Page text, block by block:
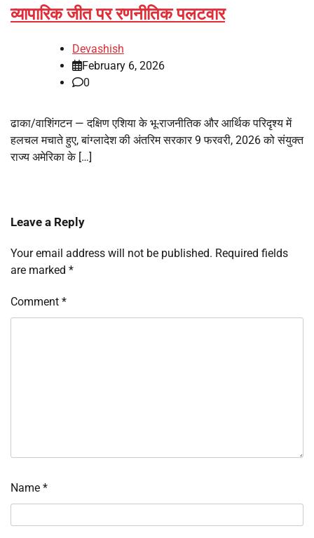
व्यापारिक जीत पर रणनीतिक पलटवार
Devashish
February 6, 2026
0
ढाका/वाशिंगटन — दक्षिण एशिया के भू-राजनीतिक और आर्थिक परिदृश्य में
हलचल मचाते हुए, बांग्लादेश की अंतरिम सरकार 9 फरवरी, 2026 को संयुक्त
राज्य अमेरिका के […]
Leave a Reply
Your email address will not be published. Required fields
are marked *
Comment *
Name *